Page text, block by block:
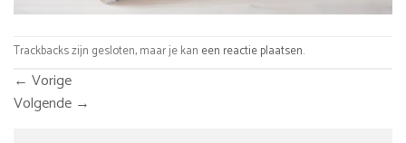
Trackbacks zijn gesloten, maar je kan een reactie plaatsen.
← Vorige
Volgende →